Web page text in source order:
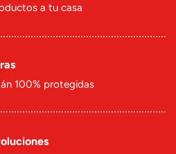
a tu casa
100% protegidas